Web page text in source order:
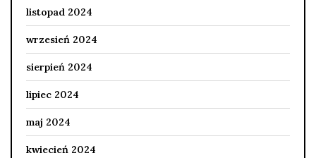
listopad 2024
wrzesień 2024
sierpień 2024
lipiec 2024
maj 2024
kwiecień 2024